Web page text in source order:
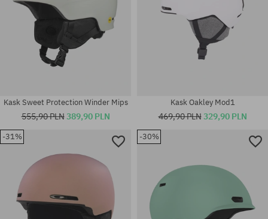
Dostępne rozmiary:
L-XL; M-L
Kask Sweet Protection Winder Mips
555,90 PLN389,90 PLN
Kask Oakley Mod1
469,90 PLN329,90 PLN
-31% -30%